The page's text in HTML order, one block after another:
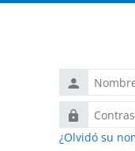
Nombre
de
usuario
Contraseña
¿Olvidó su